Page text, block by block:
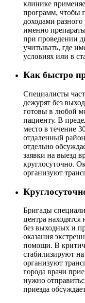
клинике
программ, чтобы
доходами
именно
при проведении
учитывать, где
условиях или в
Как быстро
Специалисты
дежурят без
готовы в любой
пациенту. В
место в течение
отдаленный
отдельно
заявки на выезд
круглосуточно.
организуют
Бригады
центра находятся
без выходных и
оказания
помощи. В
стабилизируют на
организуют
города врачи
нужно
приезда